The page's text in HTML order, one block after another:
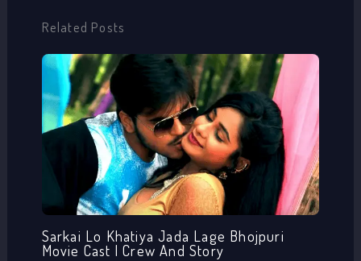
Related Posts
Sarkai Lo Khatiya Jada Lage Bhojpuri
Movie Cast | Crew And Story